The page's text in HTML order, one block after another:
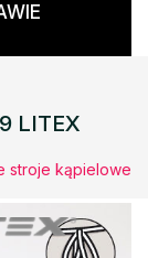
LITEX
stroje kąpielowe